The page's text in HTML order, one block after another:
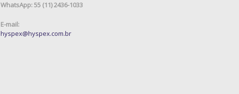
WhatsApp: 55 (11) 2436-1033
E-mail:
hyspex@hyspex.com.br